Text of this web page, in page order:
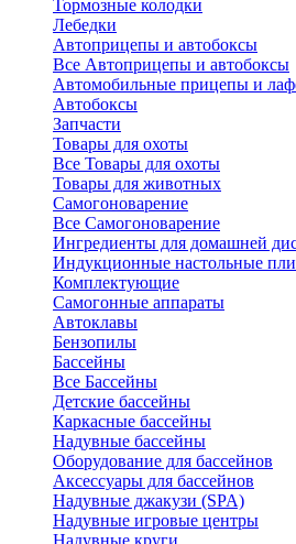
Тормозные колодки
Лебедки
Автоприцепы и автобоксы
Все Автоприцепы и автобоксы
Автомобильные прицепы и
Автобоксы
Запчасти
Товары для охоты
Все Товары для охоты
Товары для животных
Самогоноварение
Все Самогоноварение
Ингредиенты для домашней
Индукционные настольные
Комплектующие
Самогонные аппараты
Автоклавы
Бензопилы
Бассейны
Все Бассейны
Детские бассейны
Каркасные бассейны
Надувные бассейны
Оборудование для бассейнов
Аксессуары для бассейнов
Надувные джакузи (SPA)
Надувные игровые центры
Надувные круги